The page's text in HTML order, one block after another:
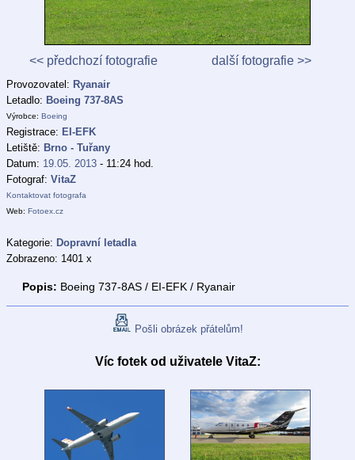
<< předchozí fotografie další fotografie >>
Provozovatel: Ryanair
Letadlo: Boeing 737-8AS
Výrobce: Boeing
Registrace: EI-EFK
Letiště: Brno - Tuřany
Datum: 19.05. 2013 - 11:24 hod.
Fotograf: VitaZ
Kontaktovat fotografa
Web: Fotoex.cz
Kategorie: Dopravní letadla
Zobrazeno: 1401 x
Popis: Boeing 737-8AS / EI-EFK / Ryanair
Pošli obrázek přátelům!
Víc fotek od uživatele VitaZ: